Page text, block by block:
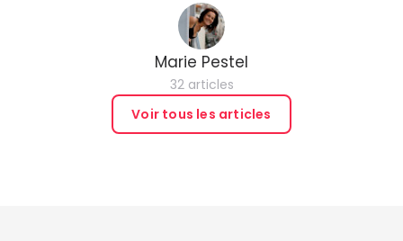
Marie Pestel
32 articles
Voir tous les articles